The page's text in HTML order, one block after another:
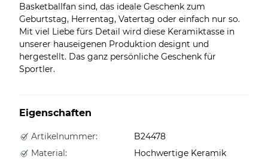
Basketballfan sind, das ideale Geschenk zum
Geburtstag, Herrentag, Vatertag oder einfach nur so.
Mit viel Liebe fürs Detail wird diese Keramiktasse in
unserer hauseigenen Produktion designt und
hergestellt. Das ganz persönliche Geschenk für
Sportler.
Eigenschaften
Artikelnummer:
B24478
Material:
Hochwertige Keramik